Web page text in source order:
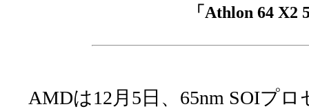
「Athlon 64 X2
AMDは12月5日、65nm SOIプロ